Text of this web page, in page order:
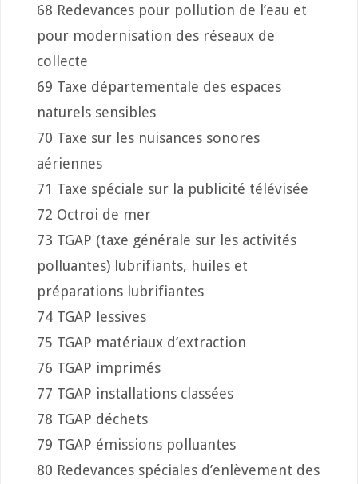
68 Redevances pour pollution de l’eau et
pour modernisation des réseaux de
collecte
69 Taxe départementale des espaces
naturels sensibles
70 Taxe sur les nuisances sonores
aériennes
71 Taxe spéciale sur la publicité télévisée
72 Octroi de mer
73 TGAP (taxe générale sur les activités
polluantes) lubrifiants, huiles et
préparations lubrifiantes
74 TGAP lessives
75 TGAP matériaux d’extraction
76 TGAP imprimés
77 TGAP installations classées
78 TGAP déchets
79 TGAP émissions polluantes
80 Redevances spéciales d’enlèvement des